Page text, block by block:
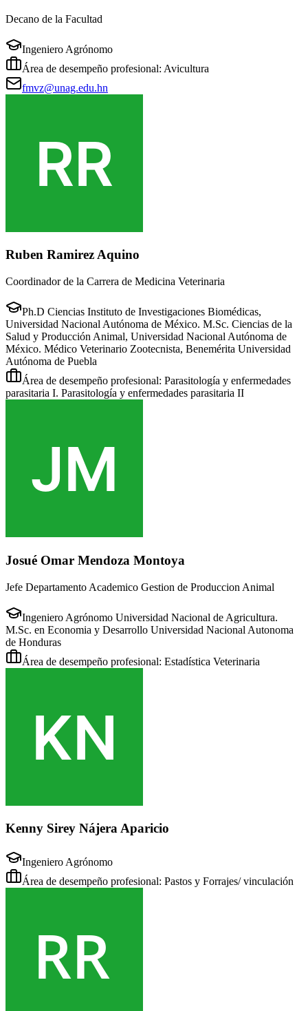
Decano de la Facultad
Ingeniero Agrónomo
Área de desempeño profesional: Avicultura
fmvz@unag.edu.hn
Ruben Ramirez Aquino
Coordinador de la Carrera de Medicina Veterinaria
Ph.D Ciencias Instituto de Investigaciones Biomédicas,
Universidad Nacional Autónoma de México. M.Sc. Ciencias de la
Salud y Producción Animal, Universidad Nacional Autónoma de
México. Médico Veterinario Zootecnista, Benemérita Universidad
Autónoma de Puebla
Área de desempeño profesional: Parasitología y enfermedades
parasitaria I. Parasitología y enfermedades parasitaria II
Josué Omar Mendoza Montoya
Jefe Departamento Academico Gestion de Produccion Animal
Ingeniero Agrónomo Universidad Nacional de Agricultura.
M.Sc. en Economia y Desarrollo Universidad Nacional Autonoma
de Honduras
Área de desempeño profesional: Estadística Veterinaria
Kenny Sirey Nájera Aparicio
Ingeniero Agrónomo
Área de desempeño profesional: Pastos y Forrajes/ vinculación